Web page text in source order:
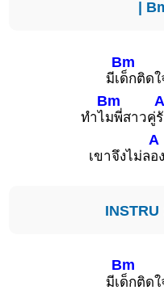
|
มีเ
Bm
ด็กติดใ
ทำไ
Bm
มพี่สาวคู่
A
เขาจึงไม่ล
A
อ
INSTRU
มีเ
Bm
ด็กติดใ